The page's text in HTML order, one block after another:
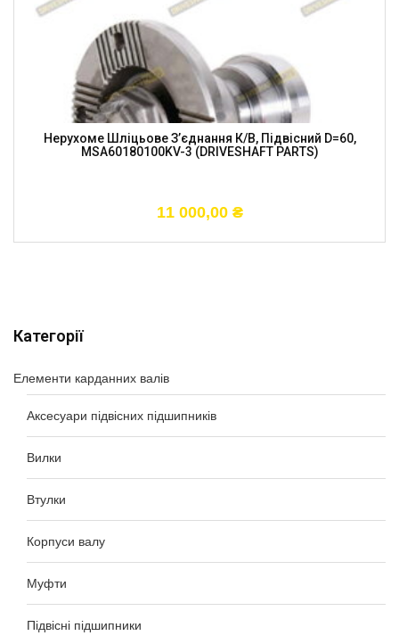
Категорії
Елементи карданних валів
Аксесуари підвісних підшипників
Вилки
Втулки
Корпуси валу
Муфти
Підвісні підшипники
Нерухоме Шліцьове З’єднання К/в, Підвісний D=60,
MSA60180100KV-3 (DRIVESHAFT PARTS)
11 000,00 ₴